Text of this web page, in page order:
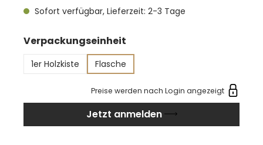
Sofort verfügbar, Lieferzeit: 2-3 Tage
Verpackungseinheit
1er Holzkiste Flasche
Preise werden nach Login angezeigt
Jetzt anmelden